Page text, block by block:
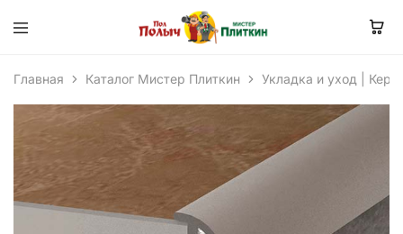
Главная Каталог Мистер Плиткин Укладка и уход |